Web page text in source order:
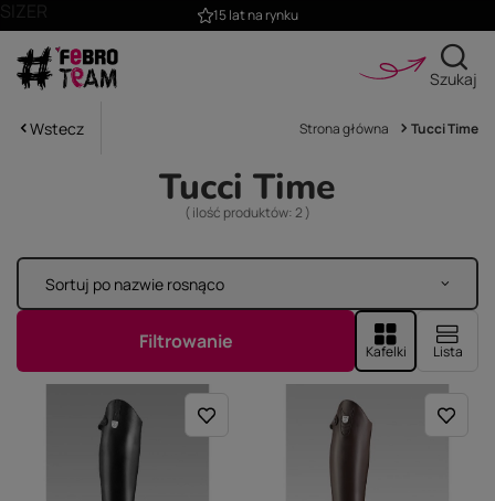
15 lat na rynku
Szukaj
Wstecz Strona główna Tucci Time
Tucci Time
( ilość produktów:2 )
Zmień sortowanie
Sortuj po nazwie rosnąco
Filtrowanie Kafelki Lista